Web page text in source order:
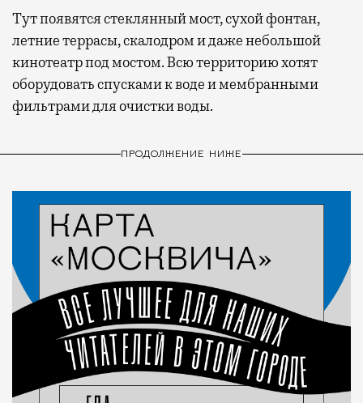
Тут появятся стеклянный мост, сухой фонтан,
летние террасы, скалодром и даже небольшой
кинотеатр под мостом. Всю территорию хотят
оборудовать спусками к воде и мембранными
фильтрами для очистки воды.
ПРОДОЛЖЕНИЕ НИЖЕ